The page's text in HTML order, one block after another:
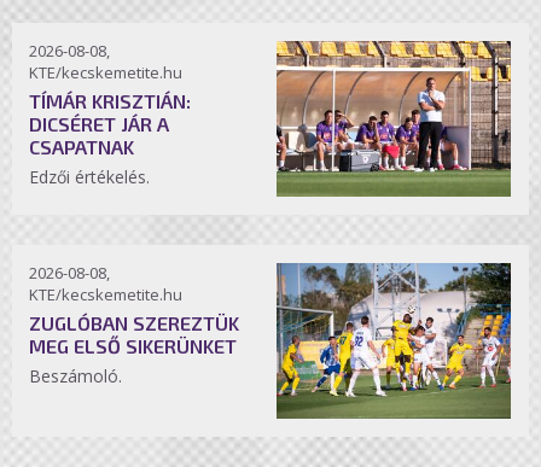
2026-08-08,
KTE/kecskemetite.hu
TÍMÁR KRISZTIÁN:
DICSÉRET JÁR A
CSAPATNAK
Edzői értékelés.
2026-08-08,
KTE/kecskemetite.hu
ZUGLÓBAN SZEREZTÜK
MEG ELSŐ SIKERÜNKET
Beszámoló.